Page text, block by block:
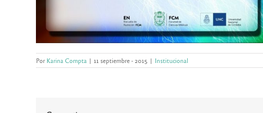
PorKarina Compta | 11 septiembre - 2015 | Institucional